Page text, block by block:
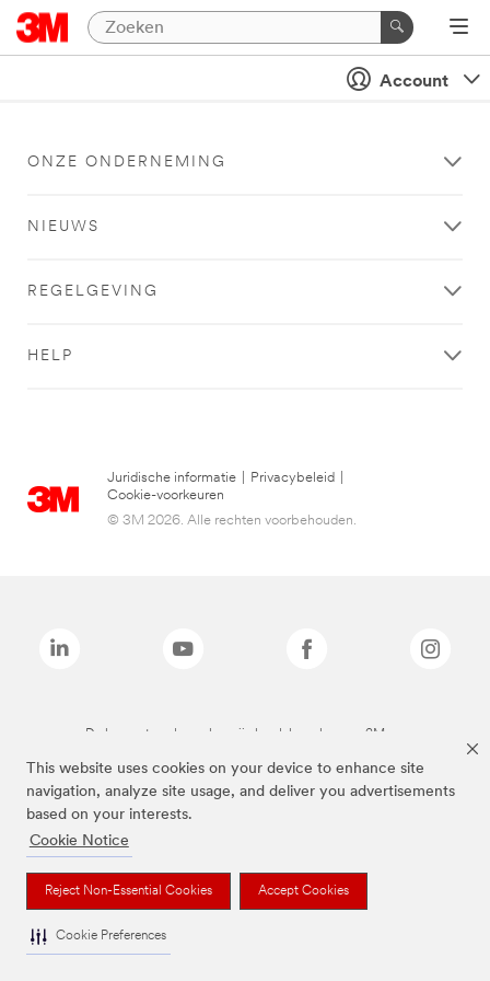
This website uses cookies on your device to enhance site
navigation, analyze site usage, and deliver you advertisements
based on your interests.
Cookie Notice
Reject Non-Essential Cookies Accept Cookies
Cookie Preferences
Account
ONZE ONDERNEMING
NIEUWS
REGELGEVING
HELP
Juridische informatie Privacybeleid
Cookie-voorkeuren
© 3M 2026. Alle rechten voorbehouden.
De bovenstaande merken zijn handelsmerken van 3M.we